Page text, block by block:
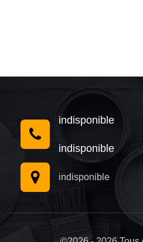
indisponible
indisponible
indisponible